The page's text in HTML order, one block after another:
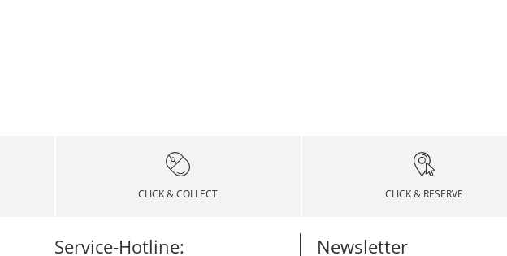
CLICK & COLLECT CLICK & RESERVE
Service-Hotline:
Newsletter